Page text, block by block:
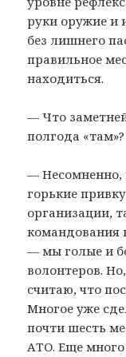
руки оружие и
без лишнего
правильное
находиться.
— Что
полгода «там»?
— Несомненно,
горькие
организации,
командования
— мы голые и
волонтеров.
считаю, что
Многое уже
почти шесть
АТО. Еще много